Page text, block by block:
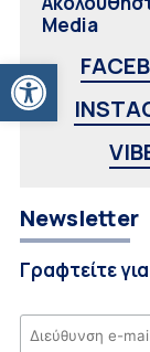
Ανοίξτε τη γραμμή
Media
Newsletter
Γραφτείτε